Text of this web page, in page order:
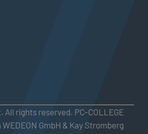
rights reserved. PC-COLLEGE
GmbH & Kay Stromberg